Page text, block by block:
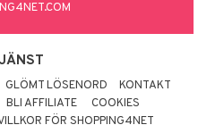
GLÖMT LÖSENORD
KONTAKT
BLI AFFILIATE
COOKIES
FÖR SHOPPING4NET